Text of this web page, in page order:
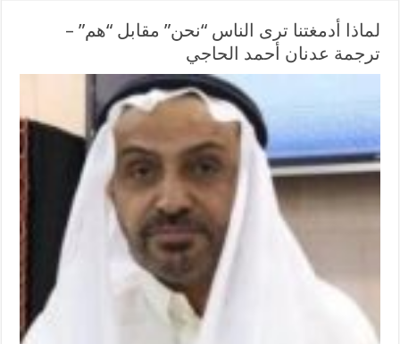
لماذا أدمغتنا ترى الناس “نحن” مقابل “هم” –
ترجمة عدنان أحمد الحاجي